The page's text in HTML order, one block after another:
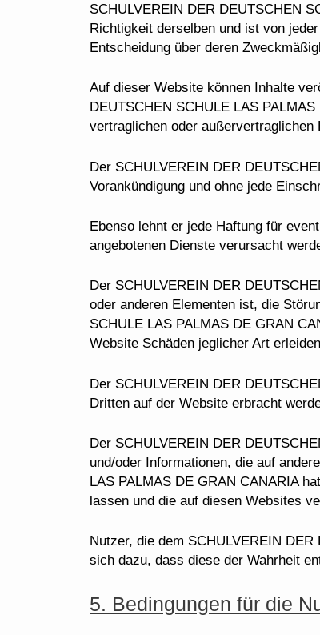
SCHULVEREIN DER DEUTSCHEN
Richtigkeit derselben und ist von
Entscheidung über deren
Auf dieser Website können Inhalte
DEUTSCHEN SCHULE LAS
vertraglichen oder außervertraglichen
Der SCHULVEREIN DER
Vorankündigung und ohne jede
Ebenso lehnt er jede Haftung für
angebotenen Dienste verursacht
Der SCHULVEREIN DER
oder anderen Elementen ist, die
SCHULE LAS PALMAS DE GRAN
Website Schäden jeglicher Art
Der SCHULVEREIN DER
Dritten auf der Website erbracht
Der SCHULVEREIN DER
und/oder Informationen, die auf
LAS PALMAS DE GRAN CANARIA
lassen und die auf diesen Websites
Nutzer, die dem SCHULVEREIN
sich dazu, dass diese der Wahrheit
5. Bedingungen für die